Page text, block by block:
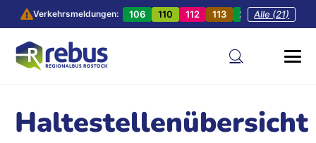
Verkehrsmeldungen: 106 110 112 113 201 202
Alle (21)
Haltestellenübersicht